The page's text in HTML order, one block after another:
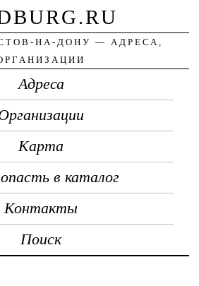
НА-ДОНУ — АДРЕСА,
Адреса
Карта
в каталог
Контакты
Поиск